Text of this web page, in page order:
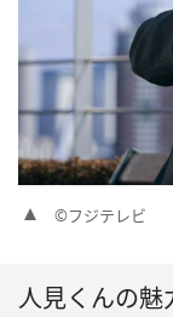
©フジテレビ
人見くんの魅